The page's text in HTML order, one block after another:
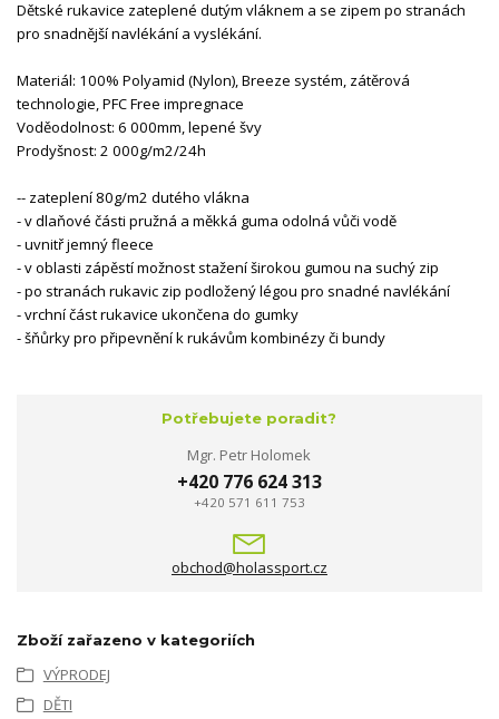
Dětské rukavice zateplené dutým vláknem a se zipem po stranách
pro snadnější navlékání a vyslékání.
Materiál: 100% Polyamid (Nylon), Breeze systém, zátěrová
technologie, PFC Free impregnace
Voděodolnost: 6 000mm, lepené švy
Prodyšnost: 2 000g/m2/24h
-- zateplení 80g/m2 dutého vlákna
- v dlaňové části pružná a měkká guma odolná vůči vodě
- uvnitř jemný fleece
- v oblasti zápěstí možnost stažení širokou gumou na suchý zip
- po stranách rukavic zip podložený légou pro snadné navlékání
- vrchní část rukavice ukončena do gumky
- šňůrky pro připevnění k rukávům kombinézy či bundy
Potřebujete poradit?
Mgr. Petr Holomek
+420 776 624 313
+420 571 611 753
obchod@holassport.cz
Zboží zařazeno v kategoriích
VÝPRODEJ
DĚTI